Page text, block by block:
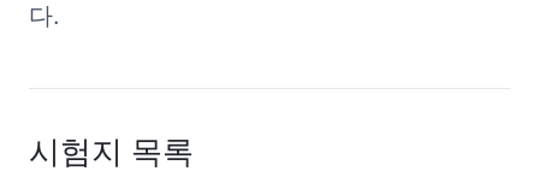
다.
시험지 목록